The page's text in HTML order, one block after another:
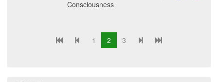
Consciousness
1 2 3